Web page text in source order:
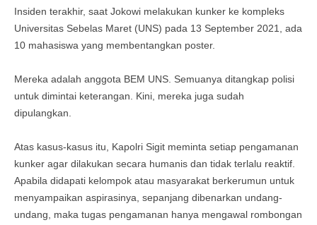
Insiden terakhir, saat Jokowi melakukan kunker ke kompleks
Universitas Sebelas Maret (UNS) pada 13 September 2021, ada
10 mahasiswa yang membentangkan poster.
Mereka adalah anggota BEM UNS. Semuanya ditangkap polisi
untuk dimintai keterangan. Kini, mereka juga sudah
dipulangkan.
Atas kasus-kasus itu, Kapolri Sigit meminta setiap pengamanan
kunker agar dilakukan secara humanis dan tidak terlalu reaktif.
Apabila didapati kelompok atau masyarakat berkerumun untuk
menyampaikan aspirasinya, sepanjang dibenarkan undang-
undang, maka tugas pengamanan hanya mengawal rombongan